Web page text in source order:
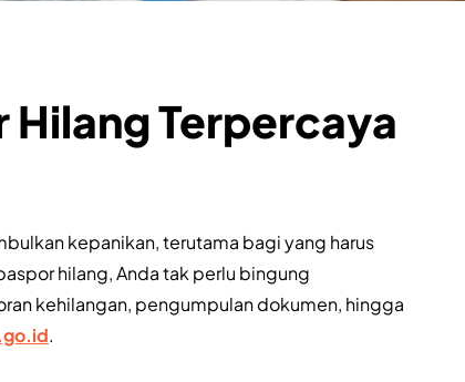
Hilang Terpercaya
kepanikan, terutama bagi yang harus
hilang, Anda tak perlu bingung
kehilangan, pengumpulan dokumen, hingga
.